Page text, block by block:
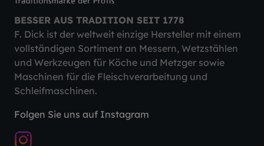
BESSER AUS TRADITION SEIT 1778
F. Dick ist der weltweit einzige Hersteller mit einem
vollständigen Sortiment an Messern, Wetzstählen
und Werkzeugen für Köche und Metzger sowie
Maschinen für die Fleischverarbeitung und
Schleifmaschinen.
Folgen Sie uns auf Instagram